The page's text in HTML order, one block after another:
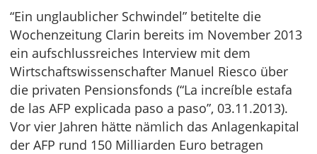
“Ein unglaublicher Schwindel” betitelte die
Wochenzeitung Clarin bereits im November 2013
ein aufschlussreiches Interview mit dem
Wirtschaftswissenschafter Manuel Riesco über
die privaten Pensionsfonds (“La increíble estafa
de las AFP explicada paso a paso”, 03.11.2013).
Vor vier Jahren hätte nämlich das Anlagenkapital
der AFP rund 150 Milliarden Euro betragen